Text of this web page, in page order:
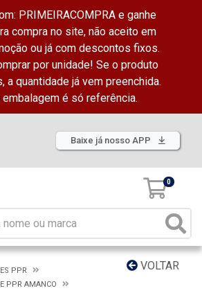
PRIMEIRACOMPRA e ganhe
compra no site, não aceito em
ou já com descontos fixos.
por unidade! Se o produto
a quantidade já vem preenchida.
é só referência.
Baixe já nosso APP
0
VOLTAR
PPR
PPR AMANCO